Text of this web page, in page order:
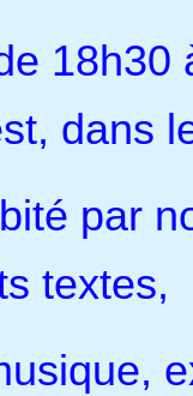
18h30
dans
par
textes,